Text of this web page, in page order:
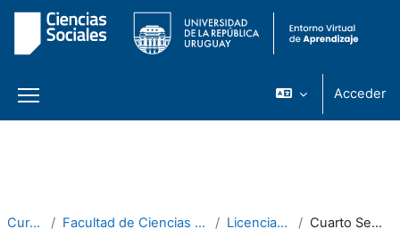
Panel lateral
Acceder
Cursos Facultad de Ciencias Sociales Licenciaturas Cuarto Semestre